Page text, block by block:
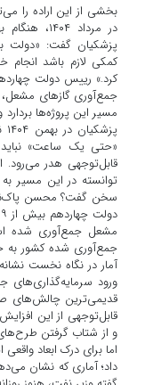
بخشی از این اراده را
پزشکیان گفت: «دولت
کمکی لازم باشد انجام
جمع‌آوری گازهای مشعل،
مسیر این پروژه‌ها
«حتی یک ساعت» نباید
قابل‌توجهی هدر
توانسته در این مسیر
سخن گفت؟ محسن
مشعل جمع‌آوری شده
آمار در نگاه نخست
ورود سرمایه‌گذاری‌های
قدیمی‌ترین چالش‌های
قابل‌توجهی از این
و از شتاب گرفتن
اما برای درک ابعاد واقعی
داد؛ آماری که نشان